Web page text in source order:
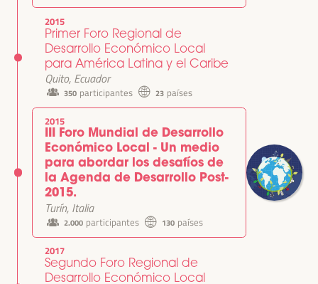
2015
Primer Foro Regional de
Desarrollo Económico Local
para América Latina y el Caribe
Quito, Ecuador
350 participantes 23 países
2015
III Foro Mundial de Desarrollo
Económico Local - Un medio
para abordar los desafíos de
la Agenda de Desarrollo Post-
2015.
Turín, Italia
2.000 participantes 130 países
2017
Segundo Foro Regional de
Desarrollo Económico Local